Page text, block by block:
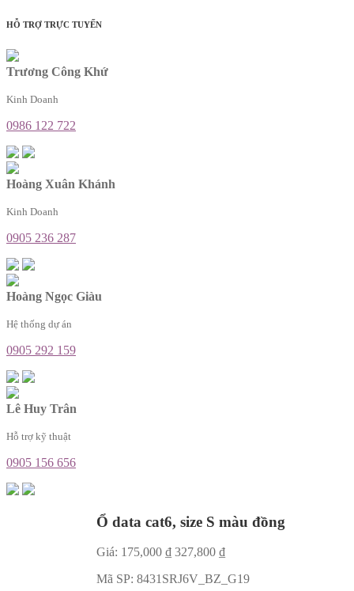
HỖ TRỢ TRỰC TUYẾN
Trương Công Khứ
Kinh Doanh
0986 122 722
Hoàng Xuân Khánh
Kinh Doanh
0905 236 287
Hoàng Ngọc Giàu
Hệ thống dự án
0905 292 159
Lê Huy Trân
Hỗ trợ kỹ thuật
0905 156 656
Ổ data cat6, size S màu đồng
Giá: 175,000 ₫ 327,800 ₫
Mã SP: 8431SRJ6V_BZ_G19